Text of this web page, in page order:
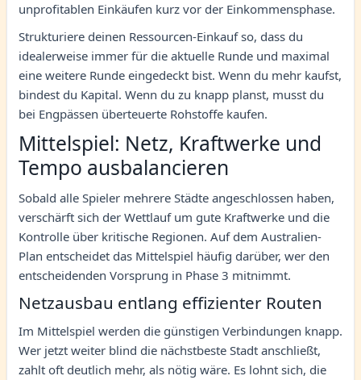
unprofitablen Einkäufen kurz vor der Einkommensphase.
Strukturiere deinen Ressourcen-Einkauf so, dass du
idealerweise immer für die aktuelle Runde und maximal
eine weitere Runde eingedeckt bist. Wenn du mehr kaufst,
bindest du Kapital. Wenn du zu knapp planst, musst du
bei Engpässen überteuerte Rohstoffe kaufen.
Mittelspiel: Netz, Kraftwerke und
Tempo ausbalancieren
Sobald alle Spieler mehrere Städte angeschlossen haben,
verschärft sich der Wettlauf um gute Kraftwerke und die
Kontrolle über kritische Regionen. Auf dem Australien-
Plan entscheidet das Mittelspiel häufig darüber, wer den
entscheidenden Vorsprung in Phase 3 mitnimmt.
Netzausbau entlang effizienter Routen
Im Mittelspiel werden die günstigen Verbindungen knapp.
Wer jetzt weiter blind die nächstbeste Stadt anschließt,
zahlt oft deutlich mehr, als nötig wäre. Es lohnt sich, die